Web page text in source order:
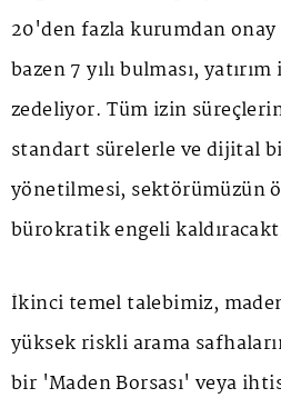
20'den fazla kurumdan onay
bazen 7 yılı bulması,
zedeliyor. Tüm izin
standart sürelerle ve dijital
yönetilmesi, sektörümüzün
bürokratik engeli
İkinci temel talebimiz,
yüksek riskli arama
bir 'Maden Borsası' veya